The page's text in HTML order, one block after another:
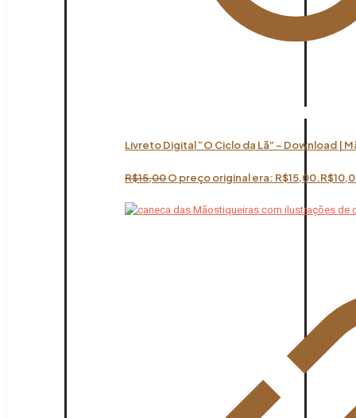
Livreto Digital “O Ciclo da Lã” – Download |
R$15,00O preço original era: R$15,00.R$